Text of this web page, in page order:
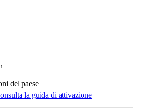
del paese
la guida di attivazione